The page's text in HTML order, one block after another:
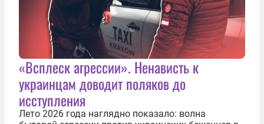
«Всплеск агрессии». Ненависть к
украинцам доводит поляков до
исступления
Лето 2026 года наглядно показало: волна